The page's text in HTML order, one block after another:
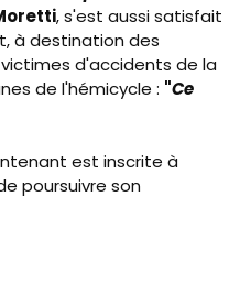
, s'est aussi satisfait
à destination des
d'accidents de la
de l'hémicycle : "Ce
est inscrite à
poursuivre son